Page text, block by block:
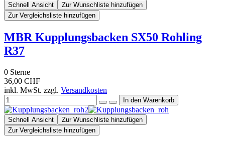
Schnell Ansicht
Zur Wunschliste hinzufügen
Zur Vergleichsliste hinzufügen
MBR Kupplungsbacken SX50 Rohling
R37
0 Sterne
36,00 CHF
inkl. MwSt. zzgl. Versandkosten
Schnell Ansicht
Zur Wunschliste hinzufügen
Zur Vergleichsliste hinzufügen